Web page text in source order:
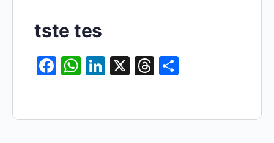
tste tes
Facebook
WhatsApp
LinkedIn
X Threads